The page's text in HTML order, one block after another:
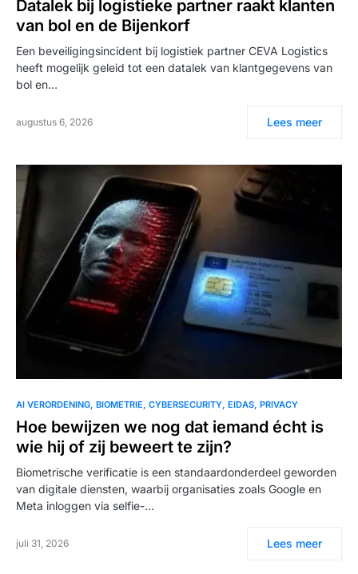
Datalek bij logistieke partner raakt klanten
van bol en de Bijenkorf
Een beveiligingsincident bij logistiek partner CEVA Logistics
heeft mogelijk geleid tot een datalek van klantgegevens van
bol en…
augustus 6, 2026 Lees meer
AI VERORDENING BIOMETRIE CYBERSECURITY EIDAS PRIVACY
Hoe bewijzen we nog dat iemand écht is
wie hij of zij beweert te zijn?
Biometrische verificatie is een standaardonderdeel geworden
van digitale diensten, waarbij organisaties zoals Google en
Meta inloggen via selfie-…
juli 31, 2026 Lees meer